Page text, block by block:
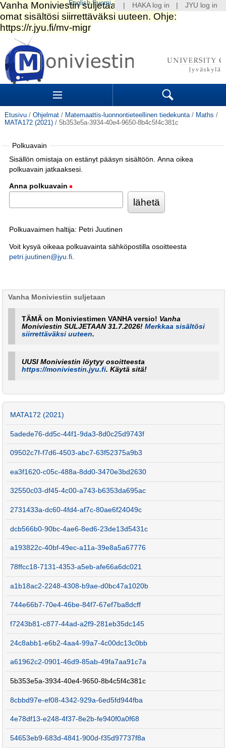
Siirry
sisältöön.
|
Siirry
navigointiin
Sections Search
Etusivu / Ohjelmat / Matemaattis-luonnontieteellinen tiedekunta / Maths /
MATA172 (2021) / 5b353e5a-3934-40e4-9650-8b4c5f4c381c
Polkuavain
Sisällön omistaja on estänyt pääsyn sisältöön. Anna oikea
polkuavain jatkaaksesi.
Anna polkuavain
Polkuavaimen haltija: Petri Juutinen
Voit kysyä oikeaa polkuavainta sähköpostilla osoitteesta
petri.juutinen@jyu.fi.
Vanha Moniviestin suljetaan
TÄMÄ on Moniviestimen VANHA versio! Vanha
Moniviestin SULJETAAN 31.7.2026!Merkkaa sisältösi
siirrettäväksi uuteen.
UUSI Moniviestin löytyy osoitteesta
https://moniviestin.jyu.fi. Käytä sitä!
MATA172 (2021)
5adede76-dd5c-44f1-9da3-8d0c25d9743f
09502c7f-f7d6-4503-abc7-63f52375a9b3
ea3f1620-c05c-488a-8dd0-3470e3bd2630
32550c03-df45-4c00-a743-b6353da695ac
2731433a-dc60-4fd4-af7c-80ae6f24049c
dcb566b0-90bc-4ae6-8ed6-23de13d5431c
a193822c-40bf-49ec-a11a-39e8a5a67776
78ffcc18-7131-4353-a5eb-afe66a6dc021
a1b18ac2-2248-4308-b9ae-d0bc47a1020b
744e66b7-70e4-46be-84f7-67ef7ba8dcff
f7243b81-c877-44ad-a2f9-281eb35dc145
24c8abb1-e6b2-4aa4-99a7-4c00dc13c0bb
a61962c2-0901-46d9-85ab-49fa7aa91c7a
5b353e5a-3934-40e4-9650-8b4c5f4c381c
8cbbd97e-ef08-4342-929a-6ed5fd944fba
4e78df13-e248-4f37-8e2b-fe940f0a0f68
54653eb9-683d-4841-900d-f35d97737f8a
HAKA log in JYU log in
English Suomi